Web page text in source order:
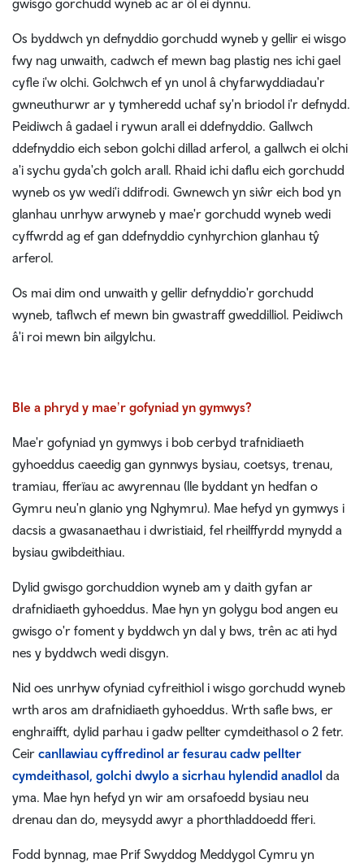
gwisgo gorchudd wyneb ac ar ôl ei dynnu.
Os byddwch yn defnyddio gorchudd wyneb y gellir ei wisgo
fwy nag unwaith, cadwch ef mewn bag plastig nes ichi gael
cyfle i'w olchi. Golchwch ef yn unol â chyfarwyddiadau'r
gwneuthurwr ar y tymheredd uchaf sy'n briodol i'r defnydd.
Peidiwch â gadael i rywun arall ei ddefnyddio. Gallwch
ddefnyddio eich sebon golchi dillad arferol, a gallwch ei olchi
a'i sychu gyda'ch golch arall. Rhaid ichi daflu eich gorchudd
wyneb os yw wedi'i ddifrodi. Gwnewch yn siŵr eich bod yn
glanhau unrhyw arwyneb y mae'r gorchudd wyneb wedi
cyffwrdd ag ef gan ddefnyddio cynhyrchion glanhau tŷ
arferol.
Os mai dim ond unwaith y gellir defnyddio'r gorchudd
wyneb, taflwch ef mewn bin gwastraff gweddilliol. Peidiwch
â'i roi mewn bin ailgylchu.
Ble a phryd y maeʼr gofyniad yn gymwys?
Mae'r gofyniad yn gymwys i bob cerbyd trafnidiaeth
gyhoeddus caeedig gan gynnwys bysiau, coetsys, trenau,
tramiau, fferïau ac awyrennau (lle byddant yn hedfan o
Gymru neu'n glanio yng Nghymru). Mae hefyd yn gymwys i
dacsis a gwasanaethau i dwristiaid, fel rheilffyrdd mynydd a
bysiau gwibdeithiau.
Dylid gwisgo gorchuddion wyneb am y daith gyfan ar
drafnidiaeth gyhoeddus. Mae hyn yn golygu bod angen eu
gwisgo o'r foment y byddwch yn dal y bws, trên ac ati hyd
nes y byddwch wedi disgyn.
Nid oes unrhyw ofyniad cyfreithiol i wisgo gorchudd wyneb
wrth aros am drafnidiaeth gyhoeddus. Wrth safle bws, er
enghraifft, dylid parhau i gadw pellter cymdeithasol o 2 fetr.
Ceir canllawiau cyffredinol ar fesurau cadw pellter
cymdeithasol, golchi dwylo a sicrhau hylendid anadlol da
yma. Mae hyn hefyd yn wir am orsafoedd bysiau neu
drenau dan do, meysydd awyr a phorthladdoedd fferi.
Fodd bynnag, mae Prif Swyddog Meddygol Cymru yn